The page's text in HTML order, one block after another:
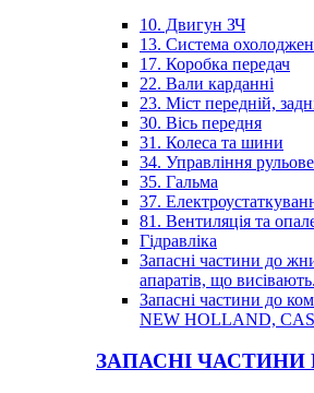
10. Двигун ЗЧ
13. Система
17. Коробка передач
22. Вали карданні
23. Міст передній,
30. Вісь передня
31. Колеса та шини
34. Управління рульове
35. Гальма
37.
81. Вентиляція та
Гідравліка
Запасні частини до
апаратів, що висівають.
Запасні частини до
NEW HOLLAND,
ЗАПАСНІ ЧАСТИНИ